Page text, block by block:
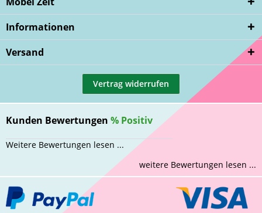
Informationen
Versand
Vertrag widerrufen
Kunden Bewertungen % Positiv
Weitere Bewertungen lesen ...
weitere Bewertungen lesen ...